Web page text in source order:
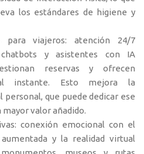
los estándares de higiene y
para viajeros: atención 24/7
chatbots y asistentes con IA
reservas y ofrecen
al instante. Esto mejora la
personal, que puede dedicar ese
valor añadido.
conexión emocional con el
y la realidad virtual